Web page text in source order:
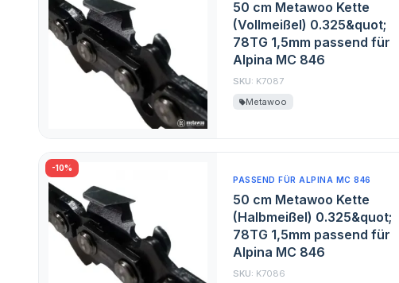
50 cm Metawoo Kette
(Vollmeißel) 0.325&quot;
78TG 1,5mm passend für
Alpina MC 846
SKU: K7087
Metawoo
-10%
PASSEND FÜR ALPINA MC 846
50 cm Metawoo Kette
(Halbmeißel) 0.325&quot;
78TG 1,5mm passend für
Alpina MC 846
SKU: K7086